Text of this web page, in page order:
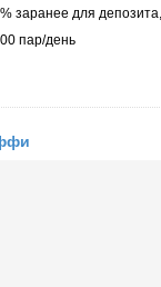
заранее для
пар/день